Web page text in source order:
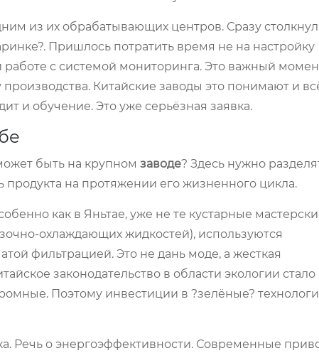
из их обрабатывающих центров. Сразу
Пришлось потратить время не на настройку
с системой мониторинга. Это важный
Китайские заводы это понимают и
и обучение. Это уже серьёзная заявка.
быть на крупном заводе? Здесь нужно
продукта на протяжении его жизненного цикла.
как в Яньтае, уже не те кустарные
охлаждающих жидкостей), используются
фильтрацией. Это не дань моде, а жесткая
законодательство в области экологии стало
Поэтому инвестиции в ?зелёные?
Речь о энергоэффективности. Современные